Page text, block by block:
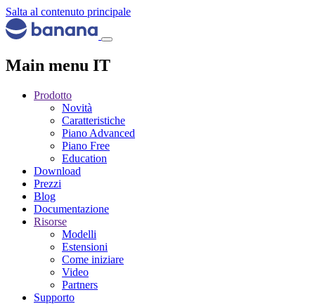
Salta al contenuto principale
Main menu IT
Prodotto
Novità
Caratteristiche
Piano Advanced
Piano Free
Education
Download
Prezzi
Blog
Documentazione
Risorse
Modelli
Estensioni
Come iniziare
Video
Partners
Supporto